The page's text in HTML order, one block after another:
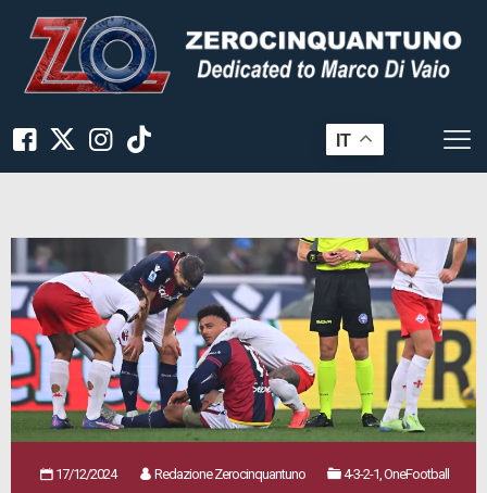
IT
17/12/2024 Redazione Zerocinquantuno 4-3-2-1, OneFootball